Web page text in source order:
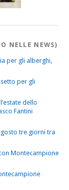
NELLE NEWS)
per gli alberghi,
per gli
dello
Fantini
tre giorni tra
Montecampione